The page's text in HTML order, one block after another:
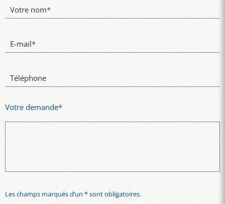
Votre nom*
E-mail*
Téléphone
Votre demande*
Les champs marqués d’un * sont obligatoires.